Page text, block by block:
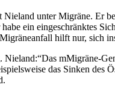
unter Migräne. Er
ein eingeschränktes
hilft nur, sich
Nieland:“Das mMigräne-
das Sinken des